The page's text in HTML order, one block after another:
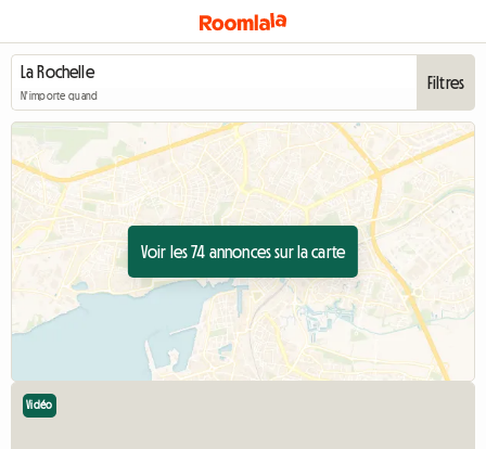
N'importe quand
Filtres
Voir les 74 annonces sur la carte
Vidéo